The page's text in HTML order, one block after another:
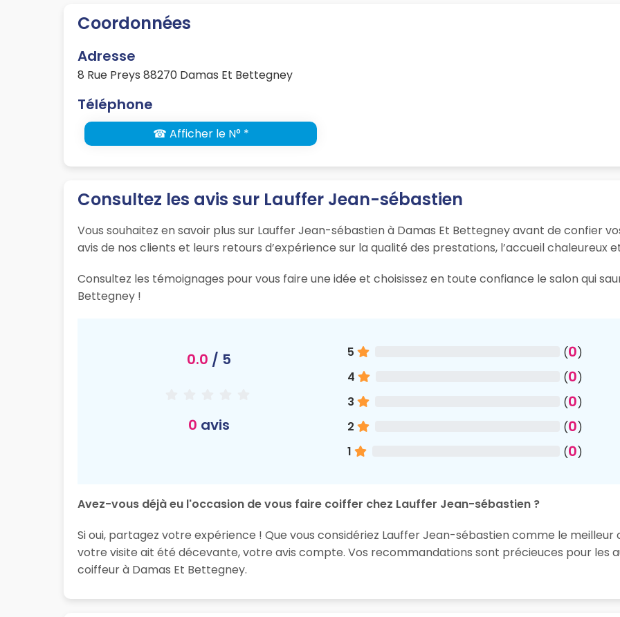
Coordonnées
Adresse
8 Rue Preys 88270 Damas Et Bettegney
Téléphone
☎ Afficher le N° *
Consultez les avis sur Lauffer Jean-sébastien
Vous souhaitez en savoir plus sur Lauffer Jean-sébastien à Damas Et Bettegney avant de confier
avis de nos clients et leurs retours d’expérience sur la qualité des prestations, l’accueil chaleureux
Consultez les témoignages pour vous faire une idée et choisissez en toute confiance le salon qui
Bettegney !
0.0 / 5
0 avis
5 (0)
4
(0)
3
(0)
2
(0)
1
(0)
Avez-vous déjà eu l'occasion de vous faire coiffer chez Lauffer Jean-sébastien ?
Si oui, partagez votre expérience ! Que vous considériez Lauffer Jean-sébastien comme le
votre visite ait été décevante, votre avis compte. Vos recommandations sont précieuces pour les
coiffeur à Damas Et Bettegney.